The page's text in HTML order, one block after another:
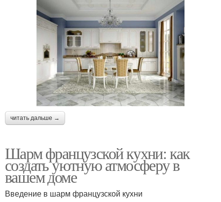
читать дальше →
Шарм французской кухни: как
создать уютную атмосферу в
вашем доме
Введение в шарм французской кухни